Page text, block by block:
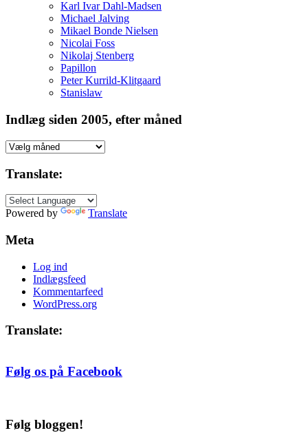
Karl Ivar Dahl-Madsen
Michael Jalving
Mikael Bonde Nielsen
Nicolai Foss
Nikolaj Stenberg
Papillon
Peter Kurrild-Klitgaard
Stanislaw
Indlæg siden 2005, efter måned
Indlæg
2005,
måned
Translate:
Powered by Translate
Meta
Log ind
Indlægsfeed
Kommentarfeed
WordPress.org
Translate:
Følg os på Facebook
Følg bloggen!